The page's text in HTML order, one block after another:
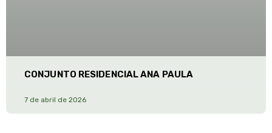
CONJUNTO RESIDENCIAL ANA PAULA
7 de abril de 2026